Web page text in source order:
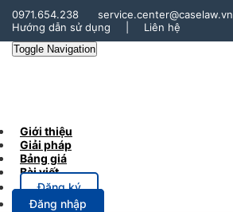
0971.654.238
service.center@caselaw.vn
Hướng dẫn sử dụng
Liên hệ
Toggle Navigation
Giới thiệu
Giải pháp
Bảng giá
Bài viết
Đăng ký
Đăng nhập